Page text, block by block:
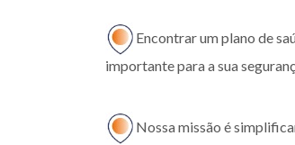
Encontrar um plano de
importante para a sua
Nossa missão é